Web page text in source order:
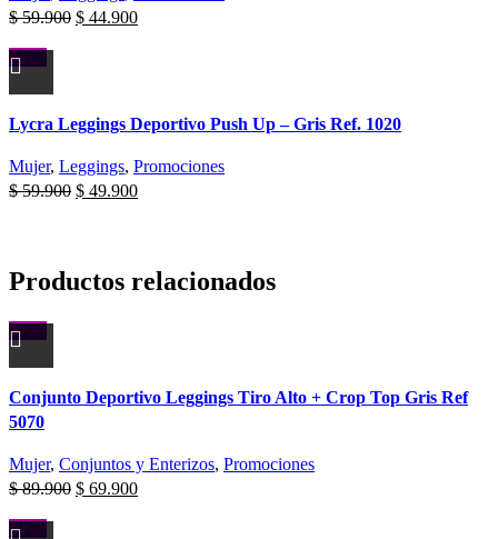
$59.900 $ 44.900
-17%
Lycra Leggings Deportivo Push Up – Gris Ref. 1020
Mujer, Leggings, Promociones
$59.900 $ 49.900
Productos relacionados
-22%
Conjunto Deportivo Leggings Tiro Alto + Crop Top Gris Ref
5070
Mujer, Conjuntos y Enterizos, Promociones
$89.900 $ 69.900
-22%